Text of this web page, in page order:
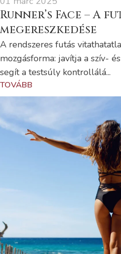
Runner’s Face – A
megereszkedése
A rendszeres futás
mozgásforma: javítja a szív-
segít a testsúly kontrollálá...
TOVÁBB